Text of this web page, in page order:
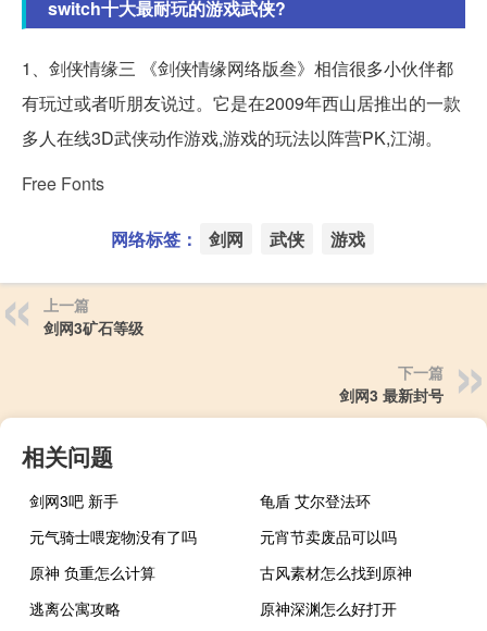
switch十大最耐玩的游戏武侠?
1、剑侠情缘三 《剑侠情缘网络版叁》相信很多小伙伴都
有玩过或者听朋友说过。它是在2009年西山居推出的一款
多人在线3D武侠动作游戏,游戏的玩法以阵营PK,江湖。
Free Fonts
网络标签： 剑网 武侠 游戏
上一篇
剑网3矿石等级
下一篇
剑网3 最新封号
相关问题
剑网3吧 新手
龟盾 艾尔登法环
元气骑士喂宠物没有了吗
元宵节卖废品可以吗
原神 负重怎么计算
古风素材怎么找到原神
逃离公寓攻略
原神深渊怎么好打开